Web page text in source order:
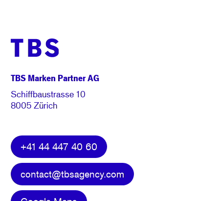
TBS Marken Partner AG
Schiffbaustrasse 10
8005 Zürich
+41 44 447 40 60
contact@tbsagency.com